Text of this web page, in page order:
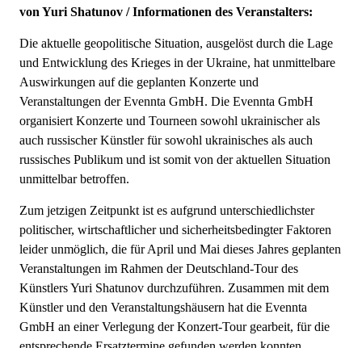
von Yuri Shatunov / Informationen des Veranstalters:
Die aktuelle geopolitische Situation, ausgelöst durch die Lage
und Entwicklung des Krieges in der Ukraine, hat unmittelbare
Auswirkungen auf die geplanten Konzerte und
Veranstaltungen der Evennta GmbH. Die Evennta GmbH
organisiert Konzerte und Tourneen sowohl ukrainischer als
auch russischer Künstler für sowohl ukrainisches als auch
russisches Publikum und ist somit von der aktuellen Situation
unmittelbar betroffen.
Zum jetzigen Zeitpunkt ist es aufgrund unterschiedlichster
politischer, wirtschaftlicher und sicherheitsbedingter Faktoren
leider unmöglich, die für April und Mai dieses Jahres geplanten
Veranstaltungen im Rahmen der Deutschland-Tour des
Künstlers Yuri Shatunov durchzuführen. Zusammen mit dem
Künstler und den Veranstaltungshäusern hat die Evennta
GmbH an einer Verlegung der Konzert-Tour gearbeit, für die